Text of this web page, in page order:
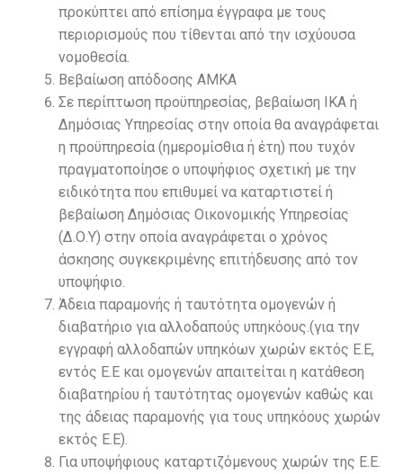
προκύπτει από επίσημα έγγραφα με τους
περιορισμούς που τίθενται από την ισχύουσα
νομοθεσία.
Βεβαίωση απόδοσης ΑΜΚΑ
Σε περίπτωση προϋπηρεσίας, βεβαίωση ΙΚΑ ή
Δημόσιας Υπηρεσίας στην οποία θα αναγράφεται
η προϋπηρεσία (ημερομίσθια ή έτη) που τυχόν
πραγματοποίησε ο υποψήφιος σχετική με την
ειδικότητα που επιθυμεί να καταρτιστεί ή
βεβαίωση Δημόσιας Οικονομικής Υπηρεσίας
(Δ.Ο.Υ) στην οποία αναγράφεται ο χρόνος
άσκησης συγκεκριμένης επιτήδευσης από τον
υποψήφιο.
Άδεια παραμονής ή ταυτότητα ομογενών ή
διαβατήριο για αλλοδαπούς υπηκόους.(για την
εγγραφή αλλοδαπών υπηκόων χωρών εκτός Ε.Ε,
εντός Ε.Ε και ομογενών απαιτείται η κατάθεση
διαβατηρίου ή ταυτότητας ομογενών καθώς και
της άδειας παραμονής για τους υπηκόους χωρών
εκτός Ε.Ε).
Για υποψήφιους καταρτιζόμενους χωρών της Ε.Ε.